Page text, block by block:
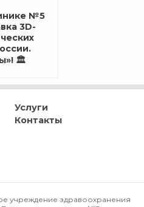
№5
3D-
🏛️
Услуги
Контакты
учреждение здравоохранения